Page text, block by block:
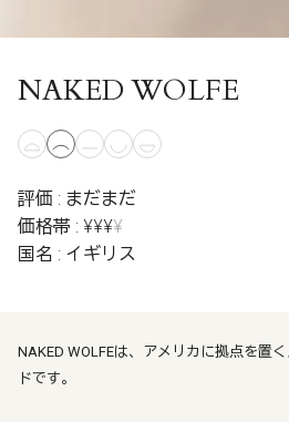
NAKED WOLFE
評価 : まだまだ
価格帯 : ¥¥¥¥
国名 : イギリス
NAKED WOLFEは、アメリカに拠点を置
ドです。